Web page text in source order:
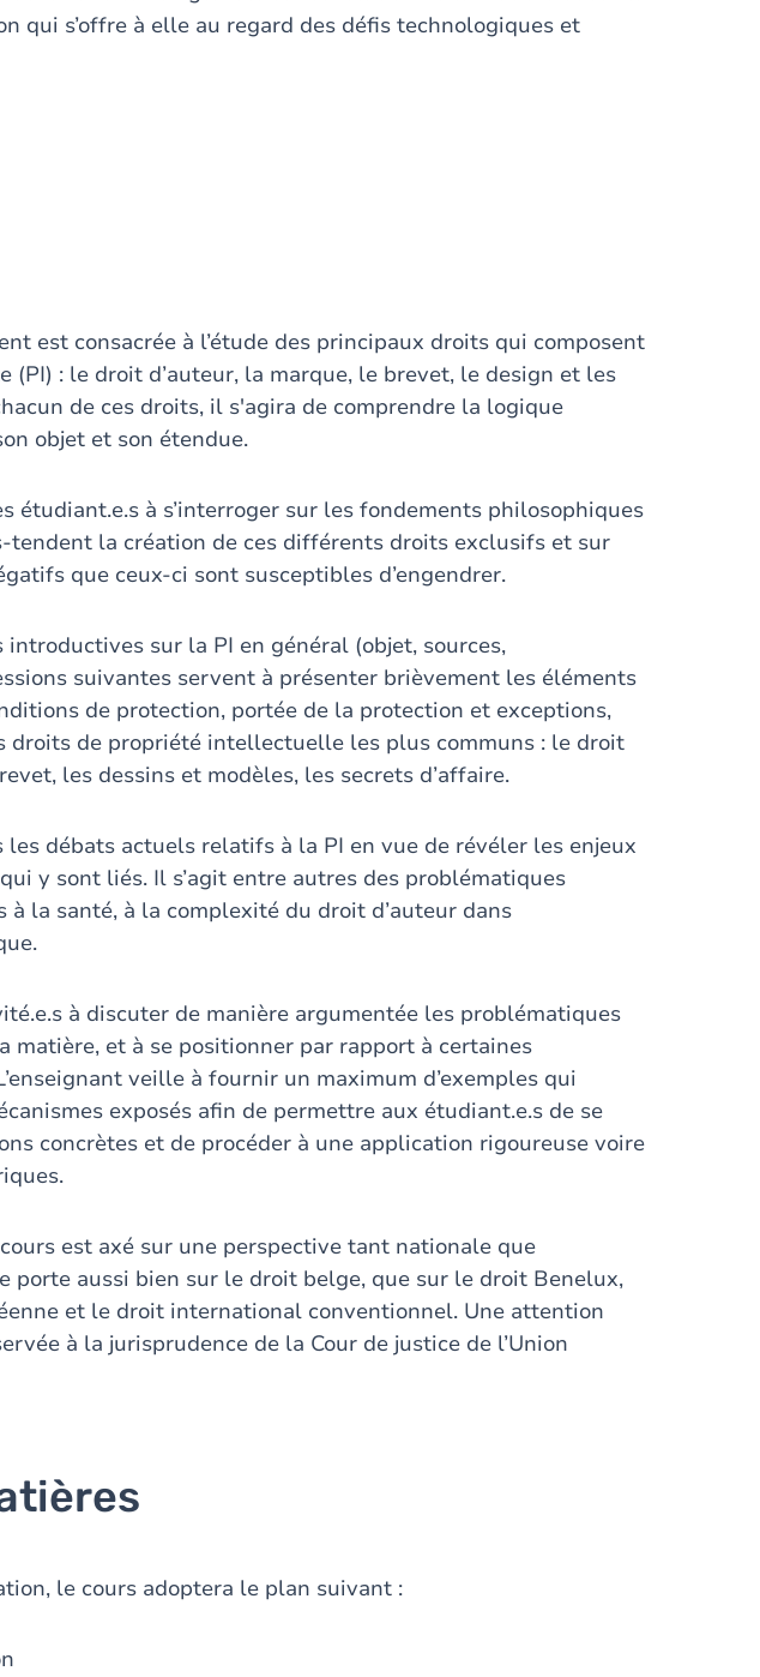
qui s’offre à elle au regard des défis technologiques et
est consacrée à l’étude des principaux droits qui composent
: le droit d’auteur, la marque, le brevet, le design et les
de ces droits, il s'agira de comprendre la logique
objet et son étendue.
étudiant.e.s à s’interroger sur les fondements philosophiques
tendent la création de ces différents droits exclusifs et sur
que ceux-ci sont susceptibles d’engendrer.
sur la PI en général (objet, sources,
suivantes servent à présenter brièvement les éléments
de protection, portée de la protection et exceptions,
droits de propriété intellectuelle les plus communs : le droit
les dessins et modèles, les secrets d’affaire.
les débats actuels relatifs à la PI en vue de révéler les enjeux
y sont liés. Il s’agit entre autres des problématiques
la santé, à la complexité du droit d’auteur dans
à discuter de manière argumentée les problématiques
matière, et à se positionner par rapport à certaines
veille à fournir un maximum d’exemples qui
exposés afin de permettre aux étudiant.e.s de se
concrètes et de procéder à une application rigoureuse voire
est axé sur une perspective tant nationale que
porte aussi bien sur le droit belge, que sur le droit Benelux,
et le droit international conventionnel. Une attention
à la jurisprudence de la Cour de justice de l’Union
le cours adoptera le plan suivant :